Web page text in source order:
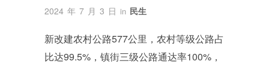
2024 年 7 月 3 日 in 民生
新改建农村公路577公里，农村等级公路占
比达99.5%，镇街三级公路通达率100%，